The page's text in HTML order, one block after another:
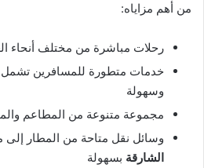
من أهم مزاياه:
رحلات مباشرة من مختلف أنحاء
خدمات متطورة للمسافرين تشمل
وسهولة
مجموعة متنوعة من المطاعم
وسائل نقل متاحة من المطار
الشارقة بسهولة